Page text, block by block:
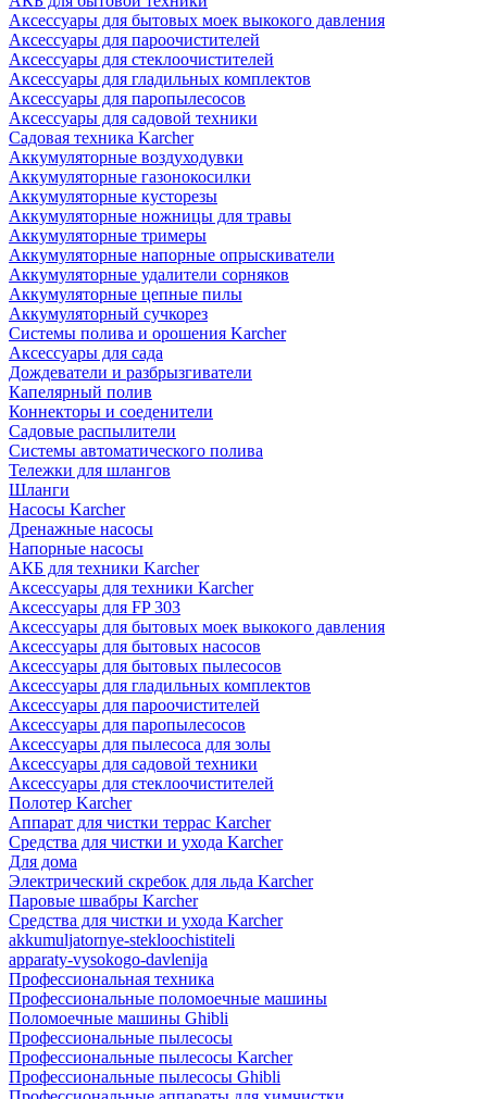
Аксессуары для бытовых моек выкокого давления
Аксессуары для пароочистителей
Аксессуары для стеклоочистителей
Аксессуары для гладильных комплектов
Аксессуары для паропылесосов
Аксессуары для садовой техники
Садовая техника Karcher
Аккумуляторные воздуходувки
Аккумуляторные газонокосилки
Аккумуляторные кусторезы
Аккумуляторные ножницы для травы
Аккумуляторные тримеры
Аккумуляторные напорные опрыскиватели
Аккумуляторные удалители сорняков
Аккумуляторные цепные пилы
Аккумуляторный сучкорез
Системы полива и орошения Karcher
Аксессуары для сада
Дождеватели и разбрызгиватели
Капелярный полив
Коннекторы и соеденители
Садовые распылители
Системы автоматического полива
Тележки для шлангов
Шланги
Насосы Karcher
Дренажные насосы
Напорные насосы
АКБ для техники Karcher
Аксессуары для техники Karcher
Аксессуары для FP 303
Аксессуары для бытовых моек выкокого давления
Аксессуары для бытовых насосов
Аксессуары для бытовых пылесосов
Аксессуары для гладильных комплектов
Аксессуары для пароочистителей
Аксессуары для паропылесосов
Аксессуары для пылесоса для золы
Аксессуары для садовой техники
Аксессуары для стеклоочистителей
Полотер Karcher
Аппарат для чистки террас Karcher
Средства для чистки и ухода Karcher
Для дома
Электрический скребок для льда Karcher
Паровые швабры Karcher
Средства для чистки и ухода Karcher
akkumuljatornye-stekloochistiteli
apparaty-vysokogo-davlenija
Профессиональная техника
Профессиональные поломоечные машины
Поломоечные машины Ghibli
Профессиональные пылесосы
Профессиональные пылесосы Karcher
Профессиональные пылесосы Ghibli